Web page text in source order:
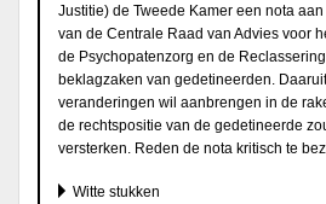
Justitie) de Tweede Kamer een nota
van de Centrale Raad van Advies voor
de Psychopatenzorg en de
beklagzaken van gedetineerden.
veranderingen wil aanbrengen in de
de rechtspositie van de gedetineerde
versterken. Reden de nota kritisch te
Witte stukken